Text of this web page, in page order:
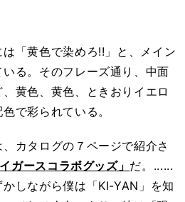
「黄色で染めろ!!」と、メイン
る。そのフレーズ通り、中面
黄色、黄色、ときおりイエロ
で彩られている。
カタログの７ページで紹介さ
ガースコラボグッズ」 だ。......
しながら僕は「KI-YAN」を知